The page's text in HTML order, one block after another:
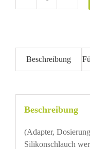
Beschreibung
Beschreibung
(Adapter,
Silikonschlauch